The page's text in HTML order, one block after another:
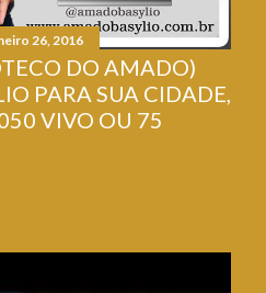
26, 2016
DO AMADO)
PARA SUA CIDADE,
VIVO OU 75